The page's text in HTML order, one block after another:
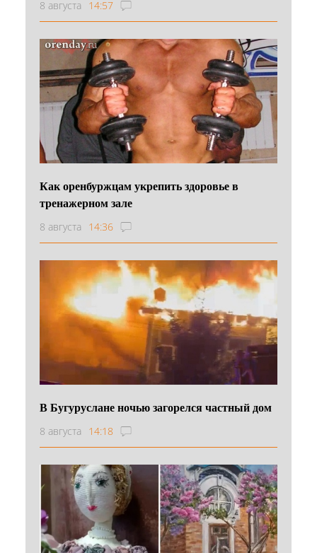
8 августа 14:57
Как оренбуржцам укрепить здоровье в
тренажерном зале
8 августа 14:36
В Бугуруслане ночью загорелся частный дом
8 августа 14:18